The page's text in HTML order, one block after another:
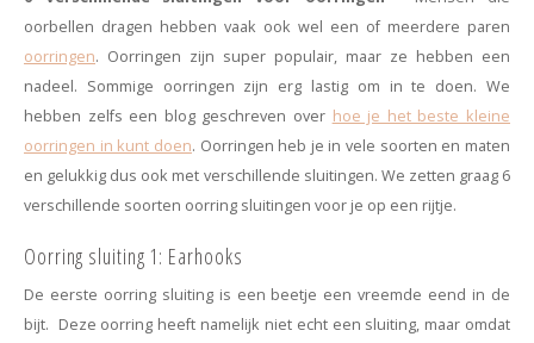
Minimalistische oorbellen
Statement oorbellen
Strass oorbellen
Ear Cuffs
Selected by influencers
Let's party
Moon & Stars
Chains
oorbellen dragen hebben vaak ook wel een of meerdere paren
oorringen. Oorringen zijn super populair, maar ze hebben een
nadeel. Sommige oorringen zijn erg lastig om in te doen. We
hebben zelfs een blog geschreven over hoe je het beste kleine
oorringen in kunt doen. Oorringen heb je in vele soorten en maten
en gelukkig dus ook met verschillende sluitingen. We zetten graag 6
verschillende soorten oorring sluitingen voor je op een rijtje.
Oorring sluiting 1: Earhooks
De eerste oorring sluiting is een beetje een vreemde eend in de
bijt. Deze oorring heeft namelijk niet echt een sluiting, maar omdat